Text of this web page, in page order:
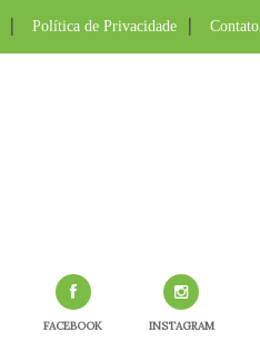
Política de Privacidade Contato
FACEBOOK INSTAGRAM